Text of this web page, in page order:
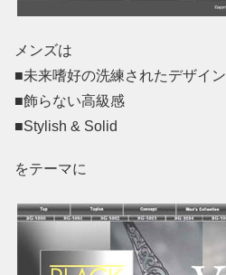
メンズは
■未来嗜好の洗練されたデザイン
■飾らない高級感
■Stylish & Solid
をテーマに